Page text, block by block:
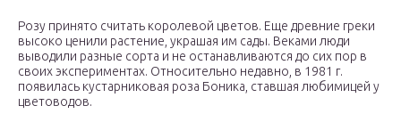
Розу принято считать королевой цветов. Еще древние греки
высоко ценили растение, украшая им сады. Веками люди
выводили разные сорта и не останавливаются до сих пор в
своих экспериментах. Относительно недавно, в 1981 г.
появилась кустарниковая роза Боника, ставшая любимицей у
цветоводов.